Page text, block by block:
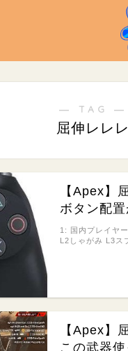
― TAG ―
屈伸レレレ
【Apex】
ボタン配
1: 国内プレイ
L2しゃがみ L3ス
【Apex】
この武器